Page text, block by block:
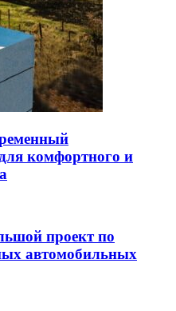
комфортного и
проект по
автомобильных